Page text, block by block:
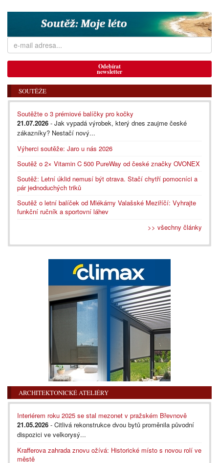
Odebírat
newsletter
SOUTĚŽE
Soutěžte o 3 prémiové balíčky pro kočky
21.07.2026 - Jak vypadá výrobek, který dnes zaujme české
zákazníky? Nestačí nový...
Výherci soutěže: Jaro u nás 2026
Soutěž o 2× Vitamin C 500 PureWay od české značky OVONEX
Soutěž: Letní úklid nemusí být otrava. Stačí chytří pomocníci a
pár jednoduchých triků
Soutěž o letní balíček od Mlékárny Valašské Meziříčí: Vyhrajte
funkční ručník a sportovní láhev
>> všechny články
ARCHITEKTONICKÉ ATELIÉRY
Interiérem roku 2025 se stal mezonet v pražském Břevnově
21.05.2026 - Citlivá rekonstrukce dvou bytů proměnila původní
dispozici ve velkorysý...
Krafferova zahrada znovu ožívá: Historické místo s novou rolí ve
městě